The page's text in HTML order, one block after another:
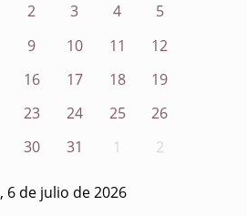
2 3 4
5
9 10 11
12
16 17 18
19
23 24 25
26
30 31 1 2
6 de julio de 2026